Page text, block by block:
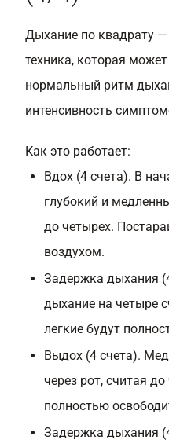
Дыхание по квадрату
техника, которая
нормальный ритм
интенсивность
Как это работает:
Вдох (4 счета). В
глубокий и
до четырех.
воздухом.
Задержка дыхания
дыхание на четыре
легкие будут
Выдох (4 счета).
через рот, считая
полностью
Задержка дыхания